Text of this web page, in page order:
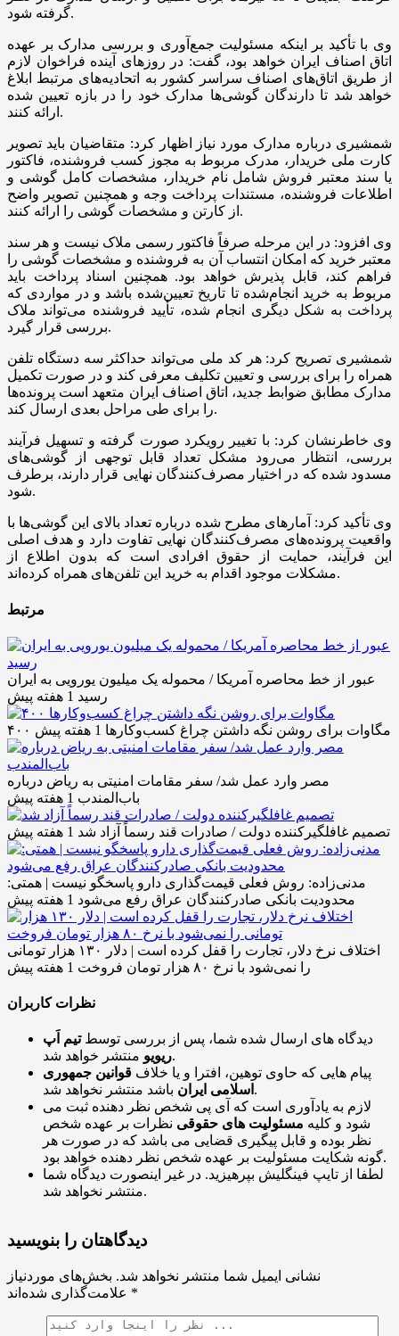
گرفته شود.
وی با تأکید بر اینکه مسئولیت جمع‌آوری و بررسی مدارک بر عهده
اتاق اصناف ایران خواهد بود، گفت: در روزهای آینده فراخوان لازم
از طریق اتاق‌های اصناف سراسر کشور به اتحادیه‌های مرتبط ابلاغ
خواهد شد تا دارندگان گوشی‌ها مدارک خود را در بازه تعیین شده
ارائه کنند.
شمشیری درباره مدارک مورد نیاز اظهار کرد: متقاضیان باید تصویر
کارت ملی خریدار، مدرک مربوط به مجوز کسب فروشنده، فاکتور
یا سند معتبر فروش شامل نام خریدار، مشخصات کامل گوشی و
اطلاعات فروشنده، مستندات پرداخت وجه و همچنین تصویر واضح
از کارتن و مشخصات گوشی را ارائه کنند.
وی افزود: در این مرحله صرفاً فاکتور رسمی ملاک نیست و هر سند
معتبر خرید که امکان انتساب آن به فروشنده و مشخصات گوشی را
فراهم کند، قابل پذیرش خواهد بود. همچنین اسناد پرداخت باید
مربوط به خرید انجام‌شده تا تاریخ تعیین‌شده باشد و در مواردی که
پرداخت به شکل دیگری انجام شده، تأیید فروشنده می‌تواند ملاک
بررسی قرار گیرد.
شمشیری تصریح کرد: هر کد ملی می‌تواند حداکثر سه دستگاه تلفن
همراه را برای بررسی و تعیین تکلیف معرفی کند و در صورت تکمیل
مدارک مطابق ضوابط جدید، اتاق اصناف ایران متعهد است پرونده‌ها
را برای طی مراحل بعدی ارسال کند.
وی خاطرنشان کرد: با تغییر رویکرد صورت گرفته و تسهیل فرآیند
بررسی، انتظار می‌رود مشکل تعداد قابل توجهی از گوشی‌های
مسدود شده که در اختیار مصرف‌کنندگان نهایی قرار دارند، برطرف
شود.
وی تأکید کرد: آمارهای مطرح شده درباره تعداد بالای این گوشی‌ها با
واقعیت پرونده‌های مصرف‌کنندگان نهایی تفاوت دارد و هدف اصلی
این فرآیند، حمایت از حقوق افرادی است که بدون اطلاع از
مشکلات موجود اقدام به خرید این تلفن‌های همراه کرده‌اند.
مرتبط
عبور از خط محاصره آمریکا / محموله یک میلیون یورویی به ایران
رسید 1 هفته پیش
۴۰۰ مگاوات برای روشن نگه داشتن چراغ کسب‌وکار‌ها 1 هفته پیش
مصر وارد عمل شد/ سفر مقامات امنیتی به ریاض درباره
باب‌المندب 1 هفته پیش
تصمیم غافلگیرکننده دولت / صادرات قند رسماً آزاد شد 1 هفته پیش
مدنی‌زاده: روش فعلی قیمت‌گذاری دارو پاسخگو نیست | همتی:
محدودیت بانکی صادرکنندگان عراق رفع می‌شود 1 هفته پیش
اختلاف نرخ دلار، تجارت را قفل کرده است | دلار ۱۳۰ هزار تومانی
را نمی‌شود با نرخ ۸۰ هزار تومان فروخت
1 هفته پیش
نظرات کاربران
دیدگاه های ارسال شده شما، پس از بررسی توسطتیم اَپ
ریویومنتشر خواهد شد.
پیام هایی که حاوی توهین، افترا و یا خلاف قوانین جمهوری
اسلامی ایران باشد منتشر نخواهد شد.
لازم به یادآوری است که آی پی شخص نظر دهنده ثبت می
شود و کلیه مسئولیت های حقوقی نظرات بر عهده شخص
نظر بوده و قابل پیگیری قضایی می باشد که در صورت هر
گونه شکایت مسئولیت بر عهده شخص نظر دهنده خواهد بود.
لطفا از تایپ فینگلیش بپرهیزید. در غیر اینصورت دیدگاه شما
منتشر نخواهد شد.
دیدگاهتان را بنویسید
نشانی ایمیل شما منتشر نخواهد شد. بخش‌های موردنیاز
*